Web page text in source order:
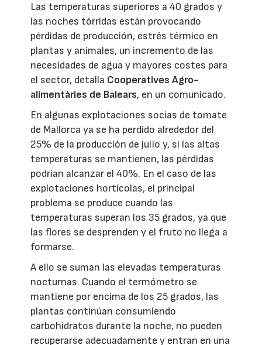
Las temperaturas superiores a 40 grados y
las noches tórridas están provocando
pérdidas de producción, estrés térmico en
plantas y animales, un incremento de las
necesidades de agua y mayores costes para
el sector, detalla Cooperatives Agro-
alimentàries de Balears, en un comunicado.
En algunas explotaciones socias de tomate
de Mallorca ya se ha perdido alrededor del
25% de la producción de julio y, si las altas
temperaturas se mantienen, las pérdidas
podrían alcanzar el 40%. En el caso de las
explotaciones hortícolas, el principal
problema se produce cuando las
temperaturas superan los 35 grados, ya que
las flores se desprenden y el fruto no llega a
formarse.
A ello se suman las elevadas temperaturas
nocturnas. Cuando el termómetro se
mantiene por encima de los 25 grados, las
plantas continúan consumiendo
carbohidratos durante la noche, no pueden
recuperarse adecuadamente y entran en una